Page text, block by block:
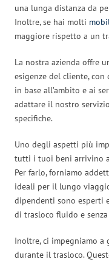
una lunga distanza da
Inoltre, se hai molti
maggiore rispetto a un
La nostra azienda offre
esigenze del cliente,
in base all’ambito e ai
adattare il nostro
specifiche.
Uno degli aspetti più
tutti i tuoi beni arrivino
Per farlo, forniamo
ideali per il lungo
dipendenti sono esperti
di trasloco fluido e
Inoltre, ci impegniamo a
durante il trasloco.